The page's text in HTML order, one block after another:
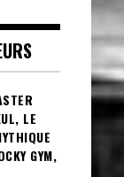
LE
GYM,